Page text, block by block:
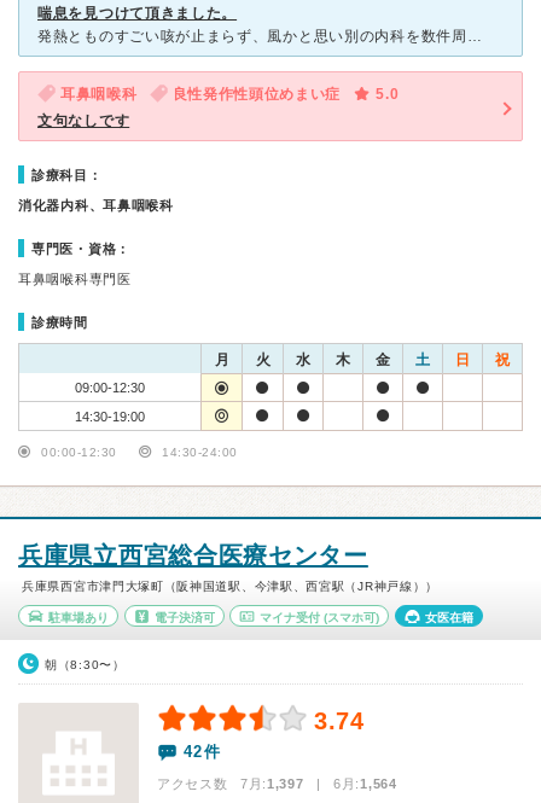
喘息を見つけて頂きました。
発熱とものすごい咳が止まらず、風かと思い別の内科を数件周りましたが 解決せず、こちらの耳鼻咽喉科にたどり着きました。 診察後に血液検査をして頂き、花粉やホコリ、ネコ等アレルギーがある事が分かり
耳鼻咽喉科 良性発作性頭位めまい症
5.0
文句なしです
診療科目：
消化器内科、耳鼻咽喉科
専門医・資格：
耳鼻咽喉科専門医
診療時間
月 火 水 木 金 土 日 祝
09:00-12:30
14:30-19:00
00:00-12:30 14:30-24:00
兵庫県立西宮総合医療センター
兵庫県西宮市津門大塚町（阪神国道駅、今津駅、西宮駅（JR神戸線））
駐車場あり 電子決済可 マイナ受付 (スマホ可) 女医在籍
朝（8:30〜）
3.74
42件
アクセス数 7月:1,397 | 6月:1,564